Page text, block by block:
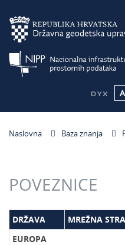
A
Naslovna Baza znanja
POVEZNICE
DRŽAVA MREŽNA
EUROPA